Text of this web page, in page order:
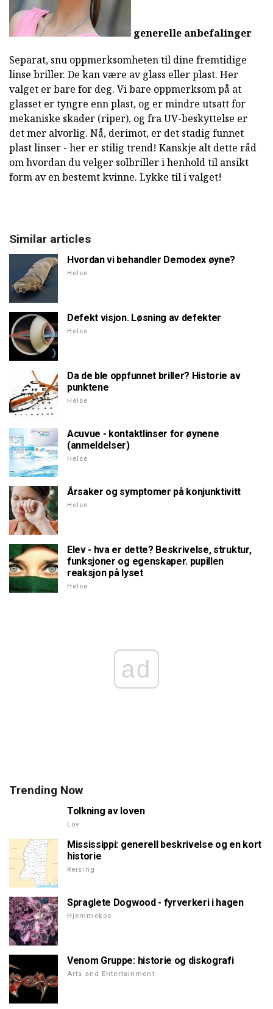
generelle anbefalinger
Separat, snu oppmerksomheten til dine fremtidige
linse briller. De kan være av glass eller plast. Her
valget er bare for deg. Vi bare oppmerksom på at
glasset er tyngre enn plast, og er mindre utsatt for
mekaniske skader (riper), og fra UV-beskyttelse er
det mer alvorlig. Nå, derimot, er det stadig funnet
plast linser - her er stilig trend! Kanskje alt dette råd
om hvordan du velger solbriller i henhold til ansikt
form av en bestemt kvinne. Lykke til i valget!
Similar articles
Hvordan vi behandler Demodex øyne?
Helse
Defekt visjon. Løsning av defekter
Helse
Da de ble oppfunnet briller? Historie av
punktene
Helse
Acuvue - kontaktlinser for øynene
(anmeldelser)
Helse
Årsaker og symptomer på konjunktivitt
Helse
Elev - hva er dette? Beskrivelse, struktur,
funksjoner og egenskaper. pupillen
reaksjon på lyset
Helse
ad
Trending Now
Tolkning av loven
Lov
Mississippi: generell beskrivelse og en kort
historie
Reising
Spraglete Dogwood - fyrverkeri i hagen
Hjemmekos
Venom Gruppe: historie og diskografi
Arts and Entertainment